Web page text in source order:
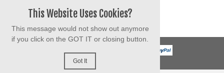
This Website Uses Cookies?
This message would not show out anymore
if you click on the GOT IT or closing button.
Got It